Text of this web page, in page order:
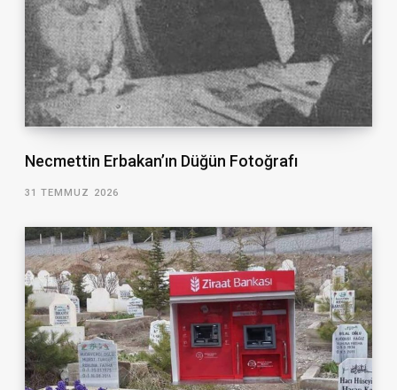
Necmettin Erbakan’ın Düğün Fotoğrafı
31 TEMMUZ 2026